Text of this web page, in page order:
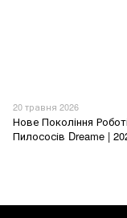
20 травня 2026
Нове Покоління
Пилососів Dreame |